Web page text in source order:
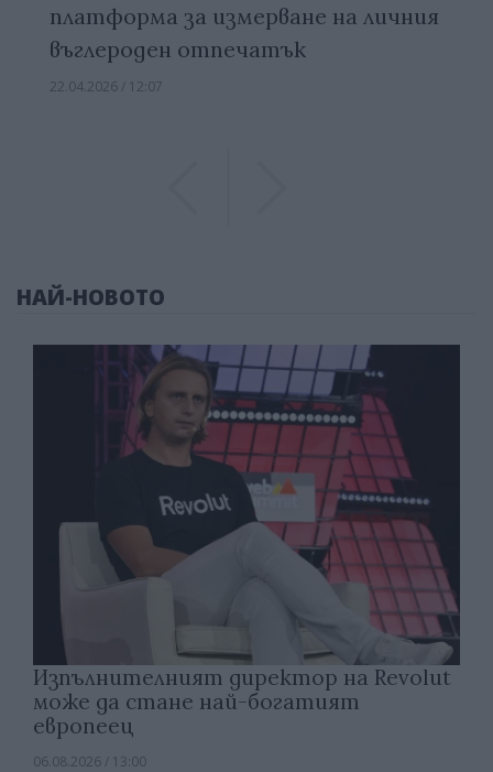
платформа за измерване на личния
въглероден отпечатък
22.04.2026 / 12:07
НАЙ-НОВОТО
Изпълнителният директор на Revolut
може да стане най-богатият
европеец
06.08.2026 / 13:00